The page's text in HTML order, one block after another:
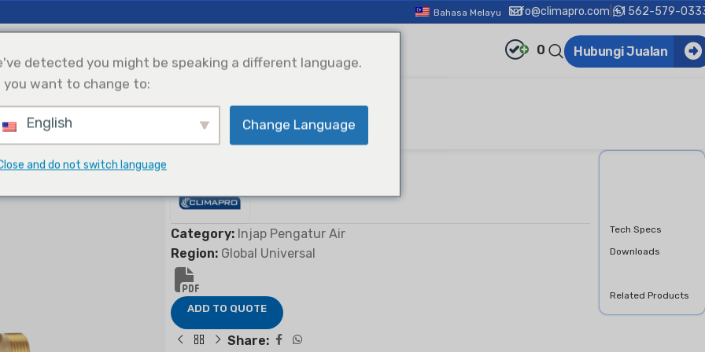
Bahasa Melayu info@climapro.com +1 562-579-
0 Hubungi Jualan
Penyejukan
Integrasi Tenaga
Pemilihan Produk
Category: Injap Pengatur Air
Region: Global Universal
ADD TO QUOTE
Share:
Tech Specs
Downloads
Related Products
detected you might be speaking a different language.
you want to change to:
English Change Language
and do not switch language